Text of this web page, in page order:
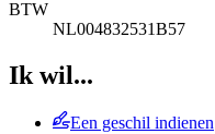
BTW
NL004832531B57
Ik wil...
Een geschil indienen